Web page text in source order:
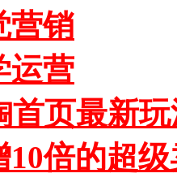
营销
运营
首页最新
10倍的超